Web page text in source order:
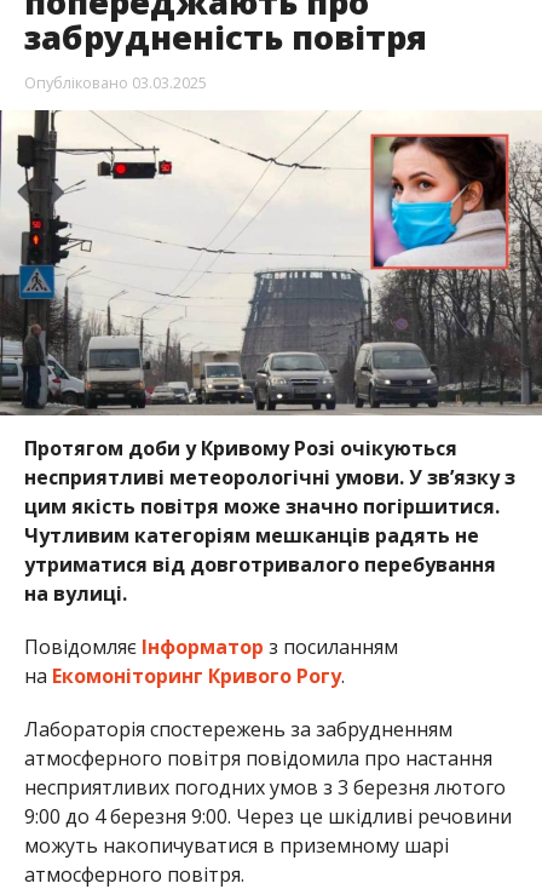
забрудненість повітря
Опубліковано 03.03.2025
Протягом доби у Кривому Розі очікуються
несприятливі метеорологічні умови. У звʼязку з
цим якість повітря може значно погіршитися.
Чутливим категоріям мешканців радять не
утриматися від довготривалого перебування
на вулиці.
Повідомляє Інформатор з посиланням
на Екомоніторинг Кривого Рогу.
Лабораторія спостережень за забрудненням
атмосферного повітря повідомила про настання
несприятливих погодних умов з 3 березня лютого
9:00 до 4 березня 9:00. Через це шкідливі речовини
можуть накопичуватися в приземному шарі
атмосферного повітря.